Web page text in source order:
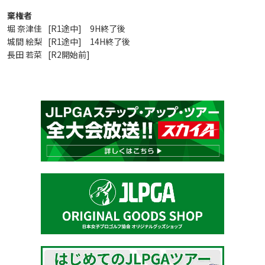
棄権者
堀 奈津佳 [R1途中] 9H終了後
城間 絵梨 [R1途中] 14H終了後
長田 若菜 [R2開始前]